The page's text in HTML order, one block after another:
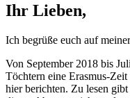
Ihr Lieben,
Ich begrüße euch auf
Von September 2018 bis
Töchtern eine Erasmus-
hier berichten. Zu lesen